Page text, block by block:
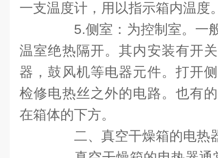
一支温度计，用以指示箱内温度
5.侧室：为控制室。一
温室绝热隔开。其内安装有开
器，鼓风机等电器元件。打开
检修电热丝之外的电路。也有
在箱体的下方。
二、真空干燥箱的电热